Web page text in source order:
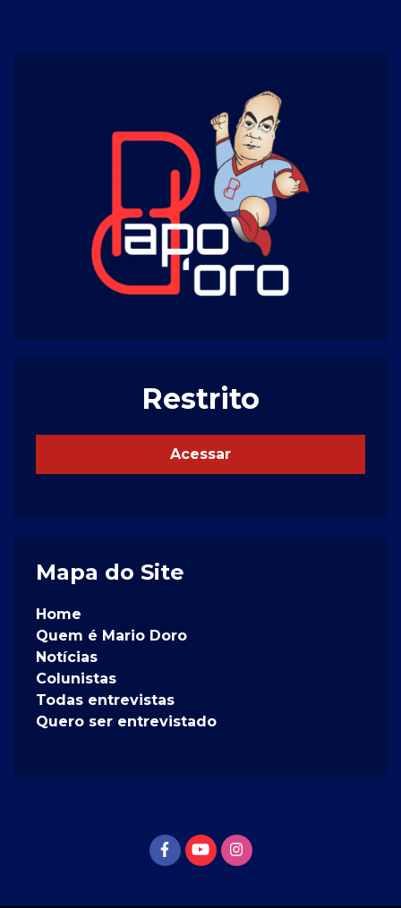
Restrito
Acessar
Mapa do Site
Home
Quem é Mario Doro
Notícias
Colunistas
Todas entrevistas
Quero ser entrevistado